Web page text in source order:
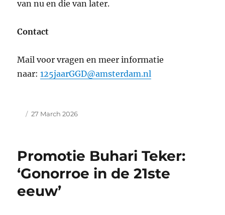
van nu en die van later.
Contact
Mail voor vragen en meer informatie
naar:125jaarGGD@amsterdam.nl
Author
Posted
27 March 2026
Promotie Buhari Teker:
‘Gonorroe in de 21ste
eeuw’